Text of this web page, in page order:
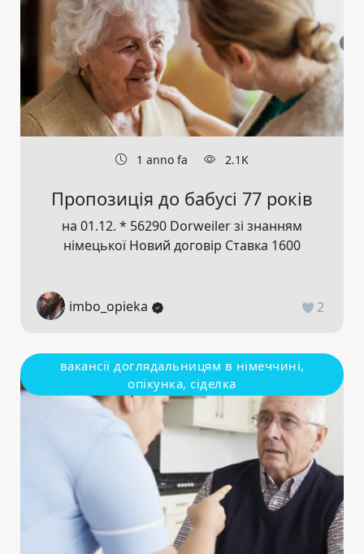
1 anno fa 2.1K
Пропозиція до бабусі 77 років
на 01.12. * 56290 Dorweiler зі знанням
німецької Новий договір Ставка 1600
imbo_opieka 2
вакансії доглядальницям в німеччині,
опікунка, сіделка